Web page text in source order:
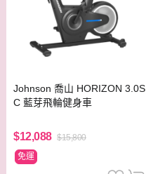
Johnson 喬山 HORIZON 3.0S
C 藍芽飛輪健身車
$12,088 $15,800
免運